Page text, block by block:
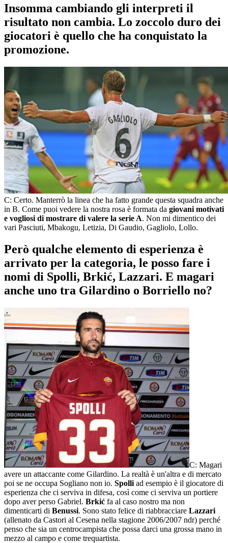
Insomma cambiando gli interpreti il
risultato non cambia. Lo zoccolo duro dei
giocatori è quello che ha conquistato la
promozione.
C: Certo. Manterrò la linea che ha fatto grande questa squadra anche
in B. Come puoi vedere la nostra rosa è formata da giovani motivati
e vogliosi di mostrare di valere la serie A. Non mi dimentico dei
vari Pasciuti, Mbakogu, Letizia, Di Gaudio, Gagliolo, Lollo.
Però qualche elemento di esperienza è
arrivato per la categoria, le posso fare i
nomi di Spolli, Brkić, Lazzari. E magari
anche uno tra Gilardino o Borriello no?
C: Magari
avere un attaccante come Gilardino. La realtà è un'altra e di mercato
poi se ne occupa Sogliano non io. Spolli ad esempio è il giocatore di
esperienza che ci serviva in difesa, così come ci serviva un portiere
dopo aver perso Gabriel. Brkić fa al caso nostro ma non
dimenticarti di Benussi. Sono stato felice di riabbracciare Lazzari
(allenato da Castori al Cesena nella stagione 2006/2007 ndr) perché
penso che sia un centrocampista che possa darci una grossa mano in
mezzo al campo e come trequartista.